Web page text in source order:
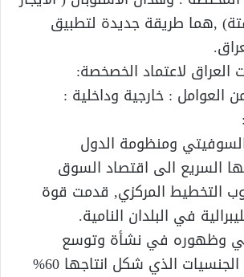
,هما طريقة جديدة لتطبيق
العراق لاعتماد الخصخصة:
العوامل : خارجية وداخلية :
السوفيتي ومنظومة الدول
السريع الى اقتصاد السوق
التخطيط المركزي, قدمت قوة
في البلدان النامية.
وظهوره في نشأة وتوسع
الشركات متعددة الجنسيات الذي شكل انتاجها 60%